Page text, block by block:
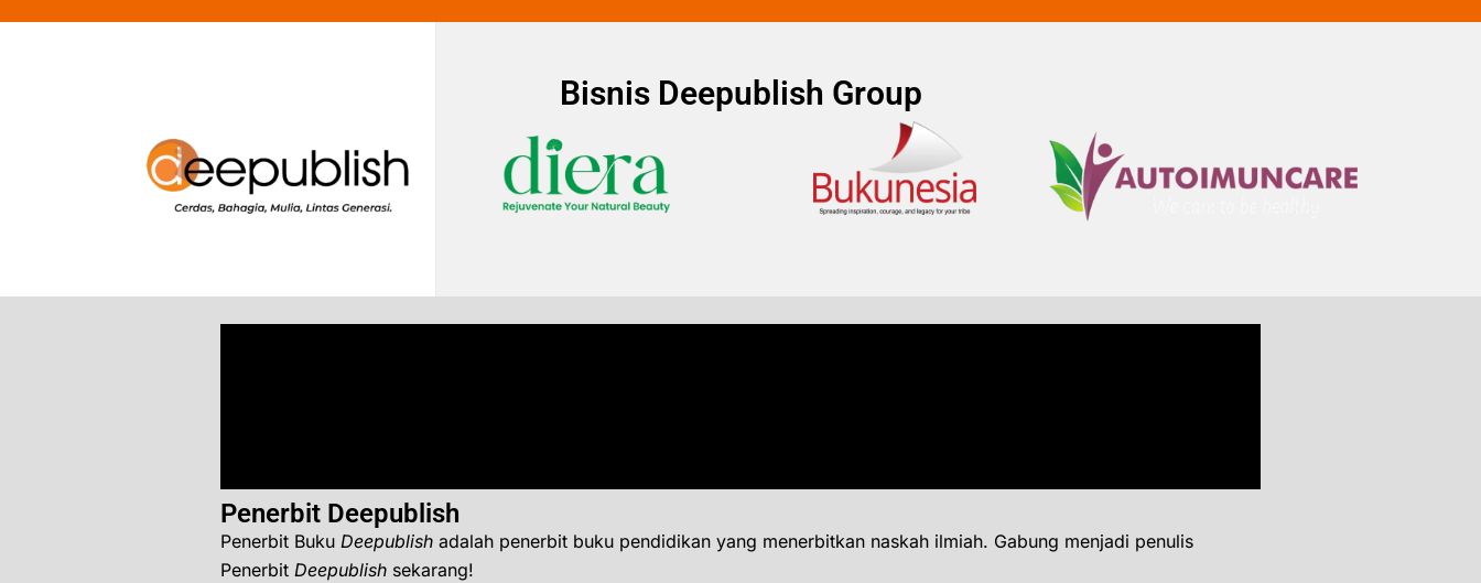
Bisnis Deepublish Group
Penerbit Deepublish
Penerbit Buku Deepublish adalah penerbit buku pendidikan yang menerbitkan naskah ilmiah. Gabung menjadi penulis
Penerbit Deepublish sekarang!